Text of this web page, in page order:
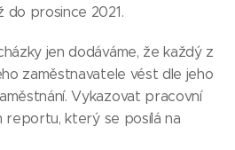
prosince 2021.
jen dodáváme, že každý z
zaměstnavatele vést dle jeho
Vykazovat pracovní
který se posílá na